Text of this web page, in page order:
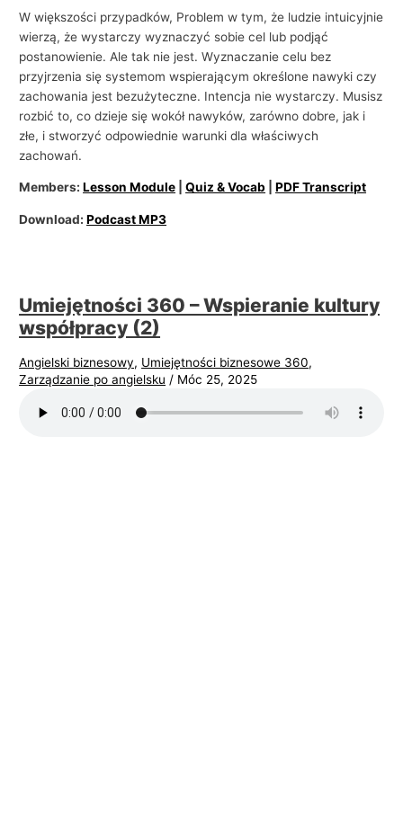
W większości przypadków, Problem w tym, że ludzie intuicyjnie
wierzą, że wystarczy wyznaczyć sobie cel lub podjąć
postanowienie. Ale tak nie jest. Wyznaczanie celu bez
przyjrzenia się systemom wspierającym określone nawyki czy
zachowania jest bezużyteczne. Intencja nie wystarczy. Musisz
rozbić to, co dzieje się wokół nawyków, zarówno dobre, jak i
złe, i stworzyć odpowiednie warunki dla właściwych
zachowań.
Members:Lesson Module |Quiz & Vocab |PDF Transcript
Download:Podcast MP3
Umiejętności 360 – Wspieranie kultury
współpracy (2)
Angielski biznesowy, Umiejętności biznesowe 360,
Zarządzanie po angielsku / Móc 25, 2025